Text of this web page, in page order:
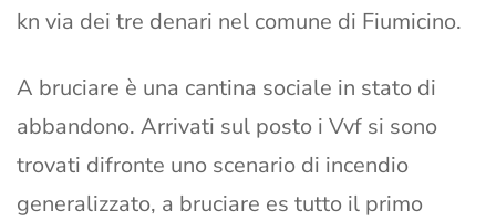
kn via dei tre denari nel comune di Fiumicino.
A bruciare è una cantina sociale in stato di
abbandono. Arrivati sul posto i Vvf si sono
trovati difronte uno scenario di incendio
generalizzato, a bruciare es tutto il primo